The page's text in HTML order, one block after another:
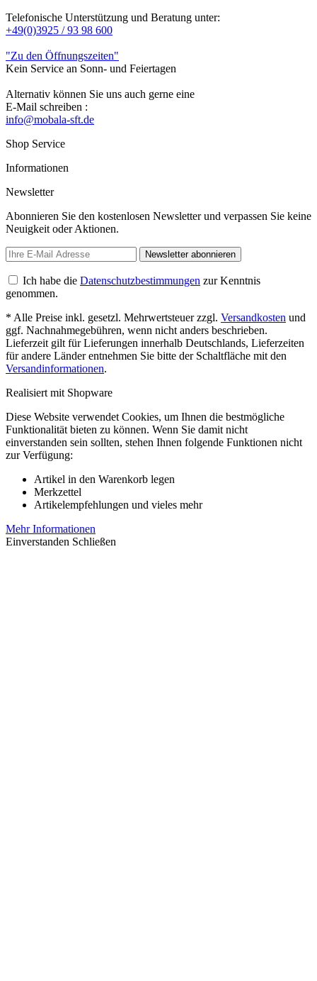
Telefonische Unterstützung und Beratung unter:
+49(0)3925 / 93 98 600
"Zu den Öffnungszeiten"
Kein Service an Sonn- und Feiertagen
Alternativ können Sie uns auch gerne eine
E-Mail schreiben :
info@mobala-sft.de
Shop Service
Informationen
Newsletter
Abonnieren Sie den kostenlosen Newsletter und verpassen Sie keine
Neuigkeit oder Aktionen.
Newsletter abonnieren
Ich habe die Datenschutzbestimmungen zur Kenntnis
genommen.
* Alle Preise inkl. gesetzl. Mehrwertsteuer zzgl. Versandkosten und
ggf. Nachnahmegebühren, wenn nicht anders beschrieben.
Lieferzeit gilt für Lieferungen innerhalb Deutschlands, Lieferzeiten
für andere Länder entnehmen Sie bitte der Schaltfläche mit den
Versandinformationen.
Realisiert mit Shopware
Diese Website verwendet Cookies, um Ihnen die bestmögliche
Funktionalität bieten zu können. Wenn Sie damit nicht
einverstanden sein sollten, stehen Ihnen folgende Funktionen nicht
zur Verfügung:
Artikel in den Warenkorb legen
Merkzettel
Artikelempfehlungen und vieles mehr
Mehr Informationen
Einverstanden Schließen